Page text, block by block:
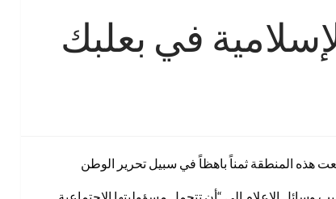
في بعلبك
هذه المنطقة ثمناً باهظاً في سبيل تحرير الوطن
الإعلام إلى “أن تتحمل مسؤوليتها الاجتماعية